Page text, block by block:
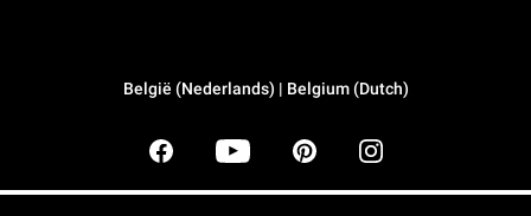
België (Nederlands) | Belgium (Dutch)